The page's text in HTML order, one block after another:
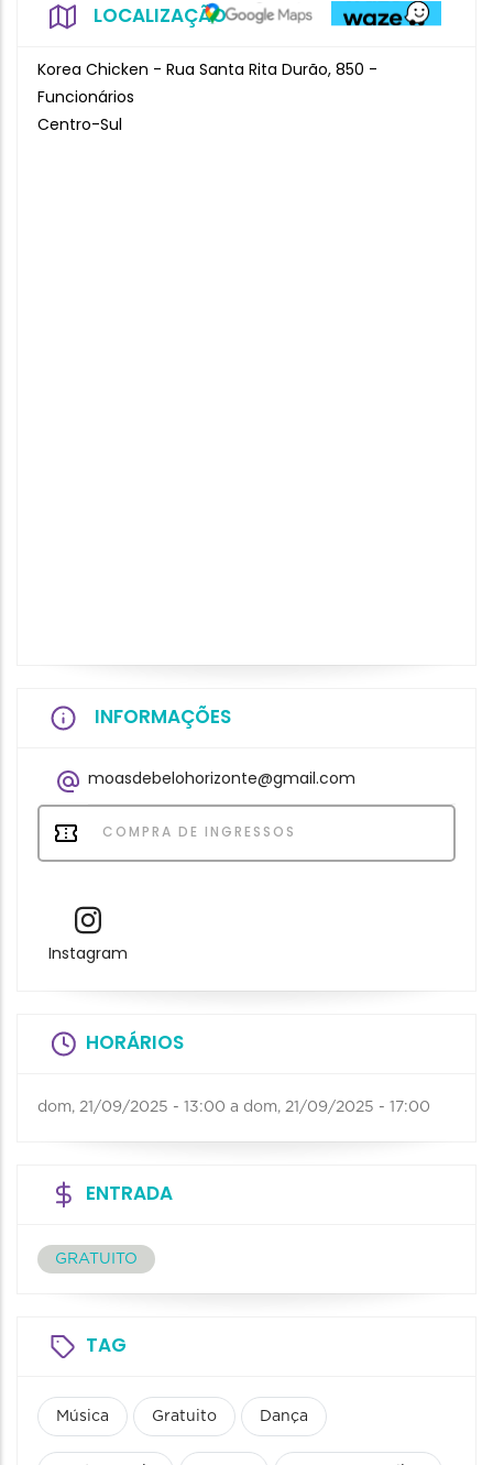
LOCALIZAÇÃO
Korea Chicken - Rua Santa Rita Durão, 850 -
Funcionários
Centro-Sul
INFORMAÇÕES
moasdebelohorizonte@gmail.com
COMPRA DE INGRESSOS
Instagram
HORÁRIOS
dom, 21/09/2025 - 13:00 a dom, 21/09/2025 - 17:00
ENTRADA
GRATUITO
TAG
Música Gratuito Dança